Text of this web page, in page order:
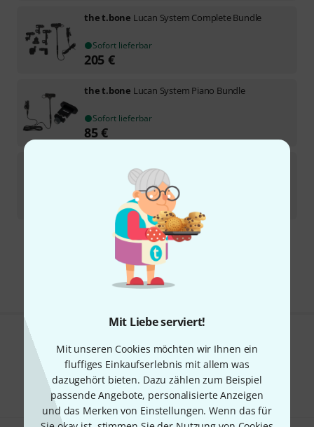
Mit Liebe serviert!
Mit unseren Cookies möchten wir Ihnen ein
fluffiges Einkaufserlebnis mit allem was
dazugehört bieten. Dazu zählen zum Beispiel
passende Angebote, personalisierte Anzeigen
und das Merken von Einstellungen. Wenn das für
the t.bone Lucan System Complete Bundle
Sofort lieferbar
205 €
the t.bone Lucan System Piano Bundle
Sofort lieferbar
85€
Sofort lieferbar
€
Kostenloser Versand ab 29 €
Alle Preise inkl. MwSt.
Gefällt Ihnen, was Sie sehen?
Teilen Hilfe & Feedback